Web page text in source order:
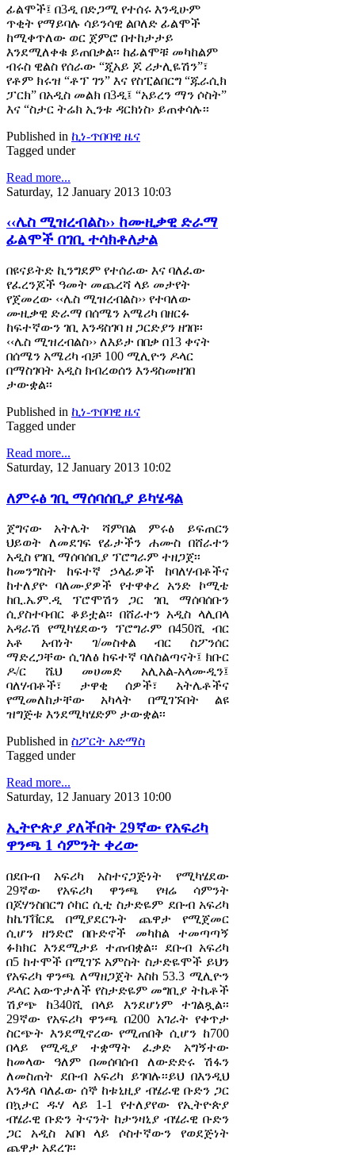
ፊልሞች፤ በ3ዲ በድጋሚ የተሰሩ እንዲሁም
ጥቂት የማይባሉ ሳይንሳዊ ልቦለድ ፊልሞች
ከሚቀጥለው ወር ጀምሮ በተከታታይ
እንደሚለቀቁ ይጠበቃል፡፡ ከፊልሞቹ መካከልም
ብሩስ ዊልስ የሰራው “ጂአይ ጆ ሪታሊዬሽን”፣
የቶም ክሩዝ “ቶፕ ገን” እና የስፒልበርግ “ጁራሲክ
ፓርክ” በአዲስ መልክ በ3ዲ፤ “አይረን ማን ሶስት”
እና “ስታር ትሬክ ኢንቱ ዳርክነስ› ይጠቀሳሉ፡፡
Published in ኪነ-ጥበባዊ ዜና
Tagged under
Read more...
Saturday, 12 January 2013 10:03
‹‹ሌስ ሚዝረብልስ›› ከሙዚቃዊ ድራማ
ፊልሞች በገቢ ተሳክቶለታል
በዩናይትድ ኪንግደም የተሰራው እና ባለፈው
የፈረንጆች ዓመት መጨረሻ ላይ መታየት
የጀመረው ‹‹ሌስ ሚዝረብልስ›› የተባለው
ሙዚቃዊ ድራማ በሰሜን አሜሪካ በዘርፉ
ከፍተኛውን ገቢ እንዳስገባ ዘ ጋርድያን ዘገበ፡፡
‹‹ሌስ ሚዝረብልስ›› ለእይታ በበቃ በ13 ቀናት
በሰሜን አሜሪካ ብቻ 100 ሚሊዮን ዶላር
በማስገባት አዲስ ክብረወሰን እንዳስመዘገበ
ታውቋል፡፡
Published in ኪነ-ጥበባዊ ዜና
Tagged under
Read more...
Saturday, 12 January 2013 10:02
ለምሩፅ ገቢ ማሰባሰቢያ ይካሄዳል
ጀግናው አትሌት ሻምበል ምሩፅ ይፍጠርን
ህይወት ለመደገፍ የፊታችን ሐሙስ በሸራተን
አዲስ የገቢ ማሰባሰቢያ ፕሮግራም ተዘጋጀ፡፡
ከመንግስት ከፍተኛ ኃላፊዎች ከባለሃብቶችና
ከተለያዮ ባለሙያዎች የተዋቀረ አንድ ኮሚቴ
ከቢ.ኤም.ዲ ፕሮሞሽን ጋር ገቢ ማሰባሰቡን
ሲያስተባብር ቆይቷል፡፡ በሸራተን አዲስ ላሊበላ
አዳራሽ የሚካሄደውን ፕሮግራም በ450ሺ ብር
አቶ አብነት ገ/መስቀል ብር ስፖንሰር
ማድረጋቸው ሲገለፅ ከፍተኛ ባለስልጣናት፤ ክቡር
ዶ/ር ሼህ መሀመድ አሊአል-አላሙዲን፤
ባለሃብቶች፣ ታዋቂ ሰዎች፣ አትሌቶችና
የሚመለከታቸው አካላት በሚገኙበት ልዩ
ዝግጅቱ እንደሚካሄድም ታውቋል፡፡
Published in ስፖርት አድማስ
Tagged under
Read more...
Saturday, 12 January 2013 10:00
ኢትዮጵያ ያለችበት 29ኛው የአፍሪካ
ዋንጫ 1 ሳምንት ቀረው
በደቡብ አፍሪካ አስተናጋጅነት የሚካሄደው
29ኛው የአፍሪካ ዋንጫ የዛሬ ሳምንት
በጆሃንስበርግ ሶከር ሲቲ ስታድዬም ደቡብ አፍሪካ
ከኬፕቨርዴ በሚያደርጉት ጨዋታ የሚጀመር
ሲሆን ዘንድሮ በቡድኖች መካከል ተመጣጣኝ
ፉክክር እንደሚታይ ተጠብቋል፡፡ ደቡብ አፍሪካ
በ5 ከተሞች በሚገኙ አምስት ስታድዬሞች ይህን
የአፍሪካ ዋንጫ ለማዘጋጀት እስከ 53.3 ሚሊዮን
ዶላር አውጥታለች የስታድዬም መግቢያ ትኬቶች
ሽያጭ ከ340ሺ በላይ እንደሆነም ተገልጿል፡፡
29ኛው የአፍሪካ ዋንጫ በ200 አገራት የቀጥታ
ስርጭት እንደሚኖረው የሚጠበቅ ሲሆን ከ700
በላይ የሚዲያ ተቋማት ፈቃድ አግኝተው
ከመላው ዓለም በመሰባሰብ ለውድድሩ ሽፋን
ለመስጠት ደቡብ አፍሪካ ይገባሉ፡፡ይህ በእንዲህ
እንዳለ ባለፈው ሰኞ ከቱኒዚያ ብሄራዊ ቡድን ጋር
በኳታር ዱሃ ላይ 1-1 የተለያየው የኢትዮጵያ
ብሄራዊ ቡድን ትናንት ከታንዛኒያ ብሄራዊ ቡድን
ጋር አዲስ አበባ ላይ ሶስተኛውን የወደጅነት
ጨዋታ አደረገ፡፡